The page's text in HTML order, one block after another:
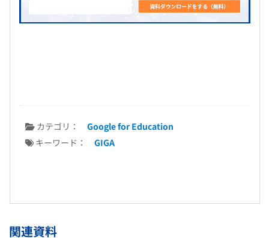
カテゴリ：
Google for Education
キーワード：
GIGA
関連資料